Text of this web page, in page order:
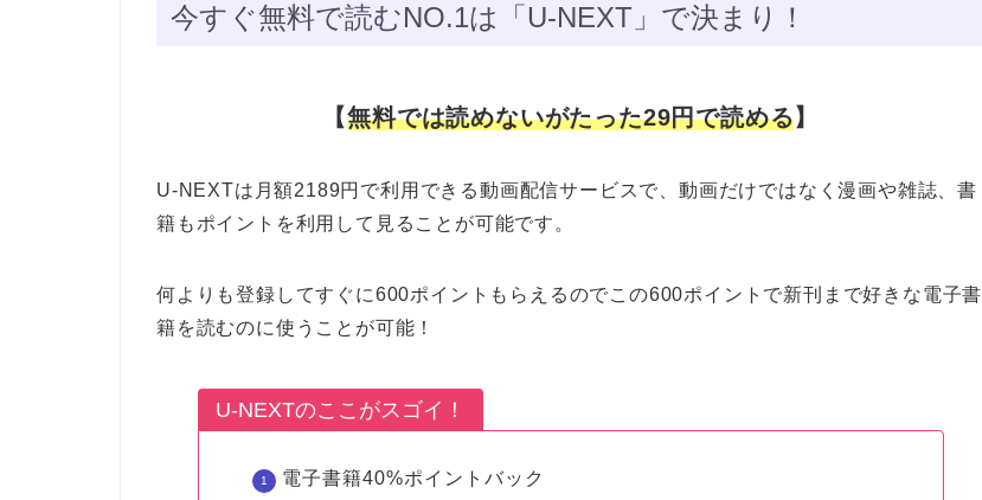
今すぐ無料で読むNO.1は「U-NEXT」で決まり！
【無料では読めないがたった29円で読める】
U-NEXTは月額2189円で利用できる動画配信サービスで、動画だけではなく漫画や雑誌、書
籍もポイントを利用して見ることが可能です。
何よりも登録してすぐに600ポイントもらえるのでこの600ポイントで新刊まで好きな電子書
籍を読むのに使うことが可能！
U-NEXTのここがスゴイ！
電子書籍40%ポイントバック